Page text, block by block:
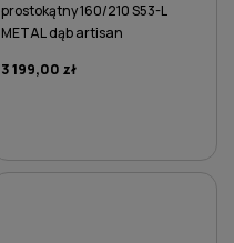
prostokątny 160/210 S53-L
METAL dąb artisan
3 199,00 zł